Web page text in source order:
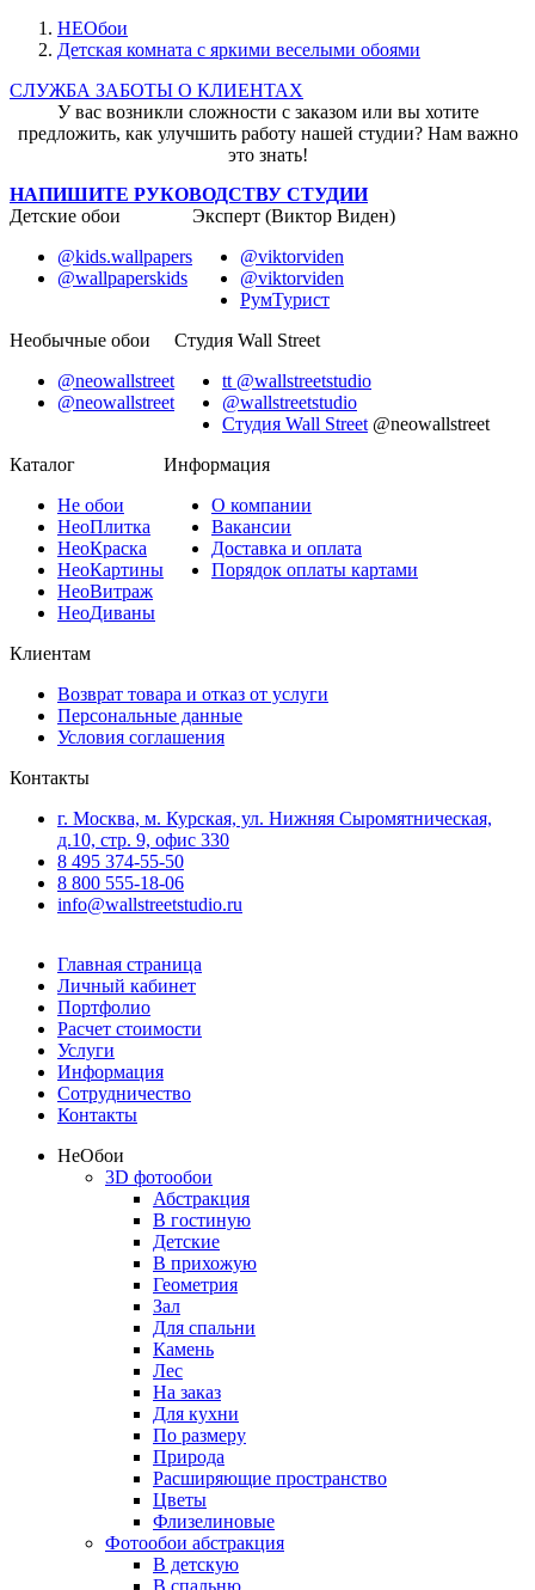
НЕОбои
Детская комната с яркими веселыми обоями
СЛУЖБА ЗАБОТЫ О КЛИЕНТАХ
У вас возникли сложности с заказом или вы хотите
предложить, как улучшить работу нашей студии? Нам важно
это знать!
НАПИШИТЕ РУКОВОДСТВУ СТУДИИ
Детские обои
@kids.wallpapers
@wallpaperskids
Эксперт (Виктор Виден)
@viktorviden
@viktorviden
РумТурист
Необычные обои
@neowallstreet
@neowallstreet
Студия Wall Street
tt @wallstreetstudio
@wallstreetstudio
Студия Wall Street @neowallstreet
Каталог
Не обои
НеоПлитка
НеоКраска
НеоКартины
НеоВитраж
НеоДиваны
Информация
О компании
Вакансии
Доставка и оплата
Порядок оплаты картами
Клиентам
Возврат товара и отказ от услуги
Персональные данные
Условия соглашения
Контакты
г. Москва, м. Курская, ул. Нижняя Сыромятническая,
д.10, стр. 9, офис 330
8 495 374-55-50
8 800 555-18-06
info@wallstreetstudio.ru
Главная страница
Личный кабинет
Портфолио
Расчет стоимости
Услуги
Информация
Сотрудничество
Контакты
НеОбои
3D фотообои
Абстракция
В гостиную
Детские
В прихожую
Геометрия
Зал
Для спальни
Камень
Лес
На заказ
Для кухни
По размеру
Природа
Расширяющие пространство
Цветы
Флизелиновые
Фотообои абстракция
В детскую